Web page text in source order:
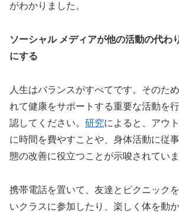
がわかりました。
ソーシャル メディアが他の活動の代わ
にする
人生はバランスがすべてです。そのた
れて健康をサポートする重要な活動を
認してください。 研究によると、アウ
に時間を費やすことや、身体活動に従
態の改善に役立つことが示唆されていま
携帯電話を置いて、友達とピクニック
いクラスに参加したり、楽しく体を動